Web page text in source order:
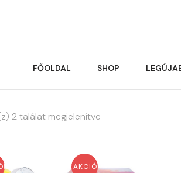
FŐOLDAL SHOP
2 találat megjelenítve
AKCIÓ!